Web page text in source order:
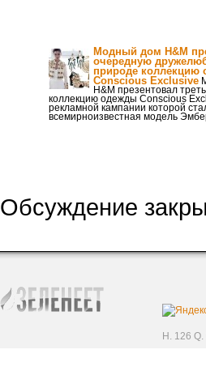
Модный дом H&M
очередную
природе коллекцию
Conscious Exclusive
H&M презентовал
коллекцию одежды Conscious
рекламной кампании которой
всемирноизвестная модель
Обсуждение
H. 126 Q.